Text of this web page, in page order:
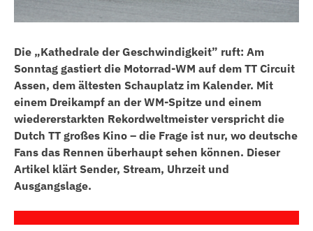
Die „Kathedrale der Geschwindigkeit” ruft: Am
Sonntag gastiert die Motorrad-WM auf dem TT Circuit
Assen, dem ältesten Schauplatz im Kalender. Mit
einem Dreikampf an der WM-Spitze und einem
wiedererstarkten Rekordweltmeister verspricht die
Dutch TT großes Kino – die Frage ist nur, wo deutsche
Fans das Rennen überhaupt sehen können. Dieser
Artikel klärt Sender, Stream, Uhrzeit und
Ausgangslage.